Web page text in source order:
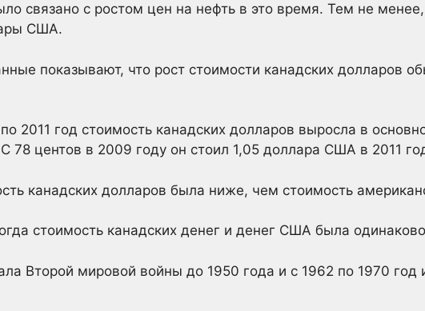
связано с ростом цен на нефть в это время. Тем не
США.
показывают, что рост стоимости канадских долларов
2011 год стоимость канадских долларов выросла в
С 78 центов в 2009 году он стоил 1,05 доллара США в 2011
канадских долларов была ниже, чем стоимость
стоимость канадских денег и денег США была
Второй мировой войны до 1950 года и с 1962 по 1970 год